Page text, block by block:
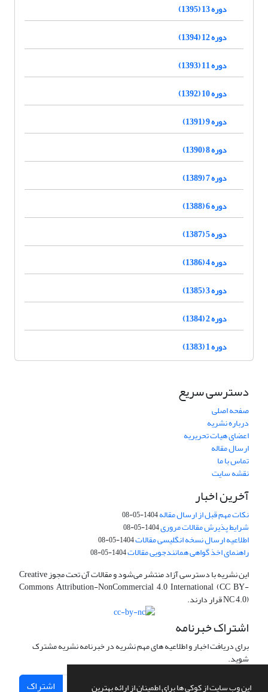
این وب سایت از کوکی ها برای اطمینان از ارائه بهترین
دوره 13 (1395)
دوره 12 (1394)
دوره 11 (1393)
دوره 10 (1392)
دوره 9 (1391)
دوره 8 (1390)
دوره 7 (1389)
دوره 6 (1388)
دوره 5 (1387)
دوره 4 (1386)
دوره 3 (1385)
دوره 2 (1384)
دوره 1 (1383)
دسترسی سریع
صفحه اصلی
درباره نشریه
اعضای هیات تحریریه
ارسال مقاله
تماس با ما
نقشه سایت
آخرین اخبار
نکات مهم قبل از ارسال مقاله1404-05-08
شرایط پذیرش مقالات مروری1404-05-08
اطلاعیه ارسال نسخه انگلیسی مقالات1404-05-08
راهنمای اخذ گواهی همانندجویی مقالات1404-05-08
این نشریه با دسترسی آزاد منتشر می‌شود و مقالات آن تحت مجوز Creative
Commons Attribution-NonCommercial 4.0 International (CC BY-
NC 4.0) قرار دارند.
اشتراک خبرنامه
برای دریافت اخبار و اطلاعیه های مهم نشریه در خبرنامه نشریه مشترک
شوید.
اشتراک